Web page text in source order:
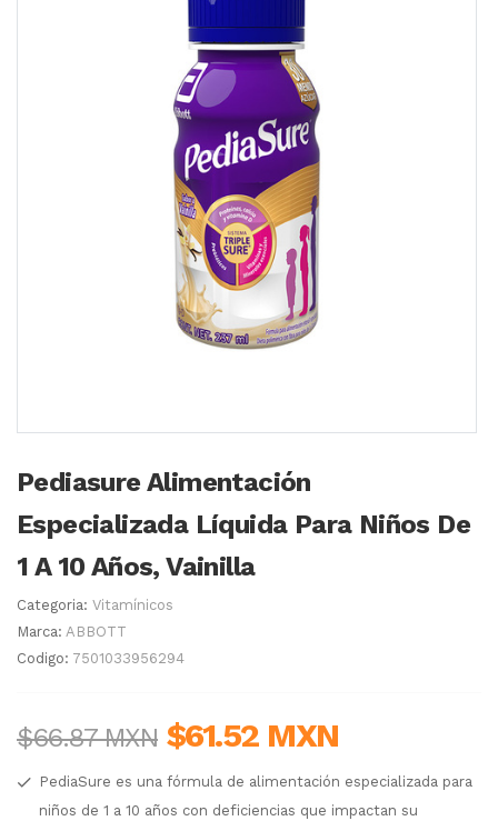
Pediasure Alimentación
Especializada Líquida Para Niños De
1 A 10 Años, Vainilla
Categoria: Vitamínicos
Marca: ABBOTT
Codigo: 7501033956294
$66.87 MXN $61.52 MXN
PediaSure es una fórmula de alimentación especializada para
niños de 1 a 10 años con deficiencias que impactan su